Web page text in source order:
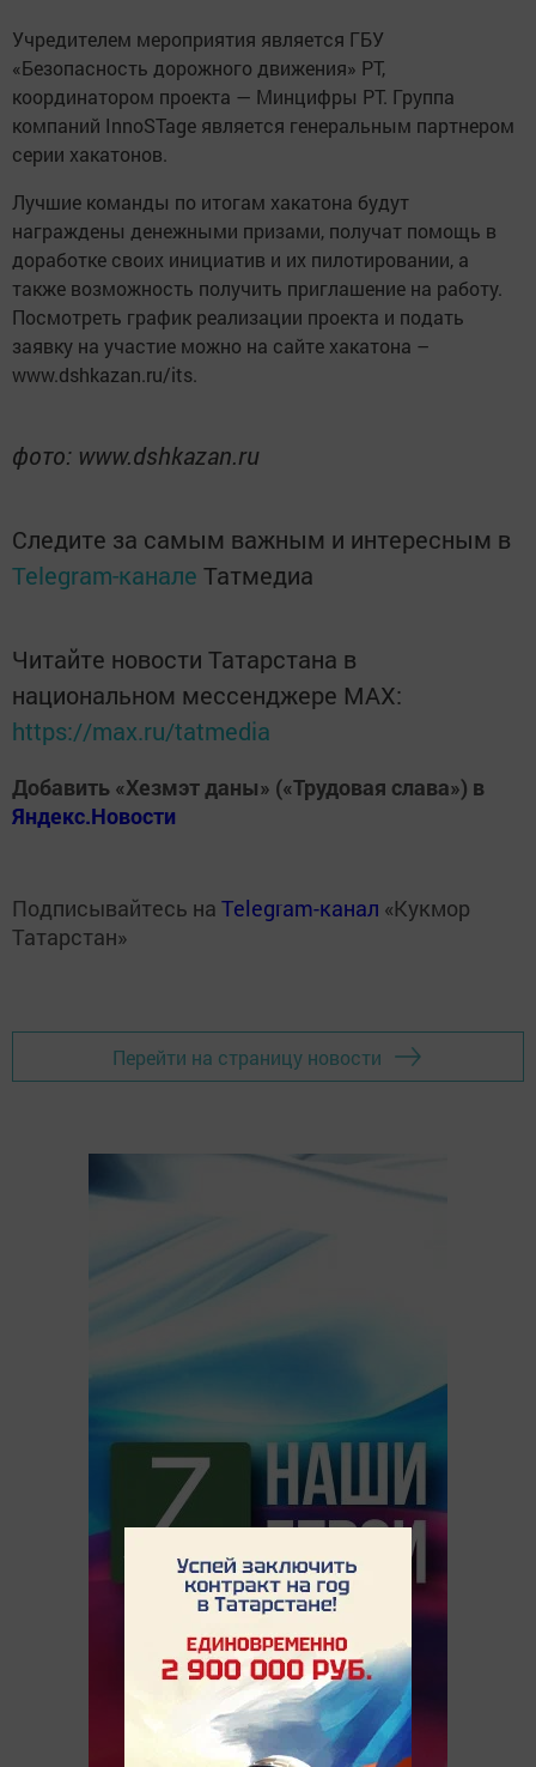
Учредителем мероприятия является ГБУ
«Безопасность дорожного движения» РТ,
координатором проекта — Минцифры РТ. Группа
компаний InnoSTage является генеральным партнером
серии хакатонов.
Лучшие команды по итогам хакатона будут
награждены денежными призами, получат помощь в
доработке своих инициатив и их пилотировании, а
также возможность получить приглашение на работу.
Посмотреть график реализации проекта и подать
заявку на участие можно на сайте хакатона –
www.dshkazan.ru/its.
фото: www.dshkazan.ru
Следите за самым важным и интересным в
Telegram-канале Татмедиа
Читайте новости Татарстана в
национальном мессенджере MАХ:
https://max.ru/tatmedia
Добавить «Хезмэт даны» («Трудовая слава») в
Яндекс.Новости
Подписывайтесь на Telegram-канал «Кукмор
Татарстан»
Перейти на страницу новости